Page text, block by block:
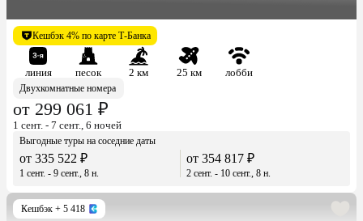
Кешбэк 4% по карте Т-Банка
линия песок 2 км 25 км
лобби
Двухкомнатные номера
от 299 061 ₽
1 сент. - 7 сент., 6 ночей
Выгодные туры на соседние даты
от 335 522 ₽
1 сент. - 9 сент., 8 н.
от 354 817 ₽
2 сент. - 10 сент., 8 н.
Кешбэк + 5 418